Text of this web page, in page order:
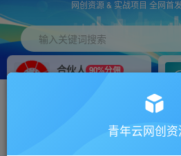
网创资源 & 实战项目 全网首
输入关键词搜索
合伙人 90%分佣
搭建同款网站，自己当老板
青年云网创